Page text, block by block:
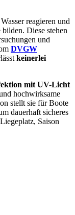
reagieren und
Diese stehen
und
DVGW
keinerlei
mit UV-Licht
hochwirksame
stellt sie für Boote
dauerhaft sicheres
Saison